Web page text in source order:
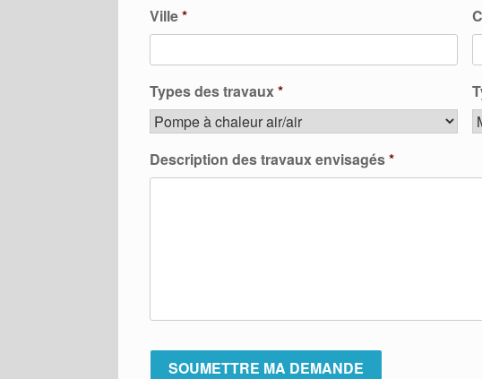
Ville*
Types des travaux*
Description des travaux envisagés*